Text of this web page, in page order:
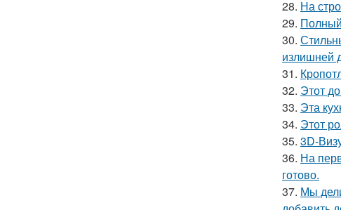
28. На
29.
30.
излишней
31.
32. Этот
33. Эта
34. Этот
35. 3D-
36. На
готово.
37. Мы